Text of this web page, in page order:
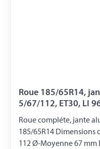
Roue 185/65R14,
5/67/112, ET30, LI
Roue compléte, jante
185/65R14 Dimensions
112 Ø-Moyenne 67 mm